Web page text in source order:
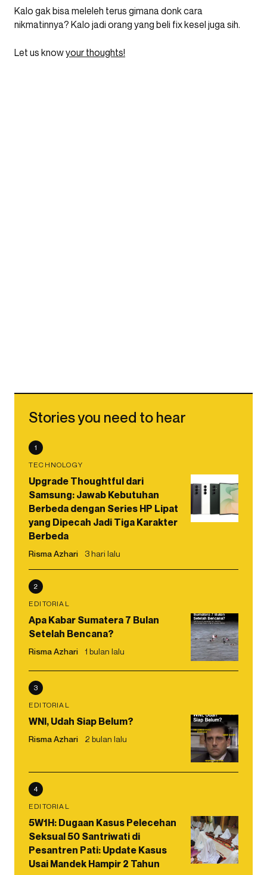
Kalo gak bisa meleleh terus gimana donk cara
nikmatinnya? Kalo jadi orang yang beli fix kesel juga sih.
Let us knowyour thoughts!
Stories you need to hear
1
TECHNOLOGY
Upgrade Thoughtful dari
Samsung: Jawab Kebutuhan
Berbeda dengan Series HP Lipat
yang Dipecah Jadi Tiga Karakter
Berbeda
Risma Azhari 3 hari lalu
2
EDITORIAL
Apa Kabar Sumatera 7 Bulan
Setelah Bencana?
Risma Azhari 1 bulan lalu
3
EDITORIAL
WNI, Udah Siap Belum?
Risma Azhari 2 bulan lalu
4
EDITORIAL
5W1H: Dugaan Kasus Pelecehan
Seksual 50 Santriwati di
Pesantren Pati: Update Kasus
Usai Mandek Hampir 2 Tahun